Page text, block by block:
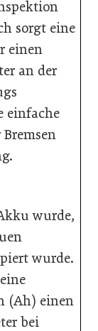
sorgt eine
einen
an der
einfache
wurde,
wurde.
(Ah) einen
bei